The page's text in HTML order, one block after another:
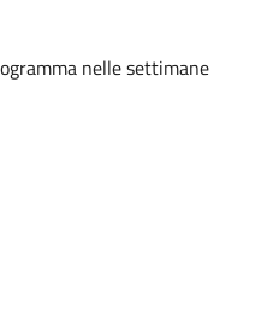
nelle settimane